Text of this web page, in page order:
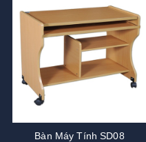
Bàn Máy Tính SD08